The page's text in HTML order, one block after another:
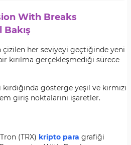
With Breaks
çizilen her seviyeyi geçtiğinde yeni
kırılma gerçekleşmediği sürece
gösterge yeşil ve kırmızı
giriş noktalarını işaretler.
(TRX) kripto para grafiği